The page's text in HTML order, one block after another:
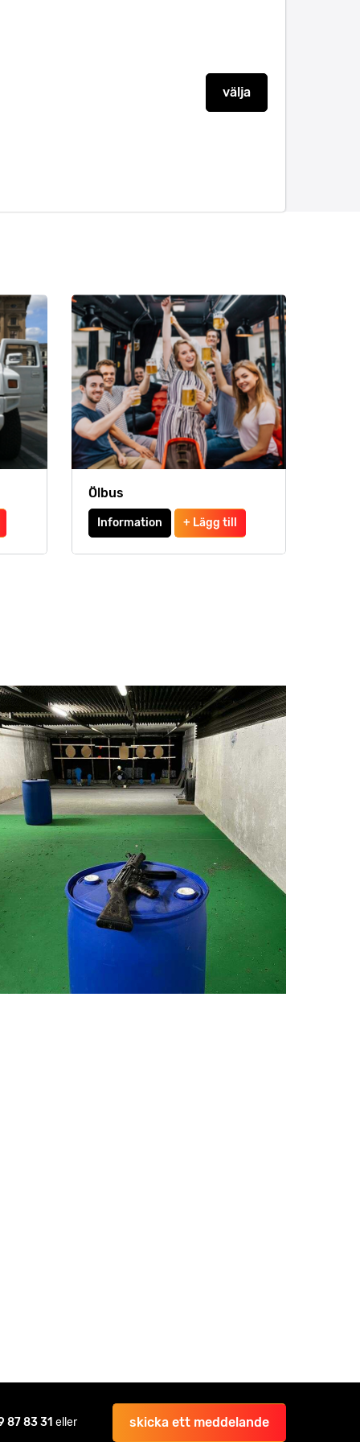
välja
Ölbus
Information + Lägg till
87 83 31 eller skicka ett meddelande